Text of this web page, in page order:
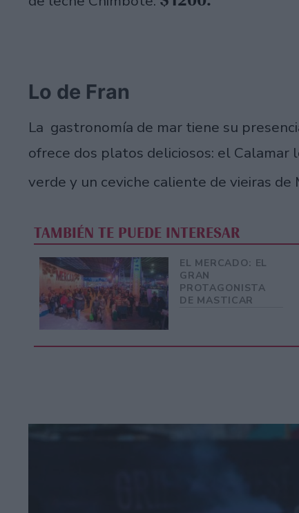
Lo de Fran
La gastronomía de mar tiene su
ofrece dos platos deliciosos: el Calamar
verde y un ceviche caliente de vieiras de
TAMBIÉN TE PUEDE INTERESAR
EL MERCADO: EL
GRAN
PROTAGONISTA
DE MASTICAR